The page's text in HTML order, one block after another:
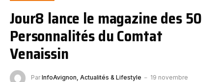
Jour8 lance le magazine des 50
Personnalités du Comtat
Venaissin
Par InfoAvignon, Actualités & Lifestyle
19 novembre